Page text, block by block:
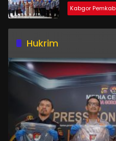
Kabgor Pemkab
Hukrim